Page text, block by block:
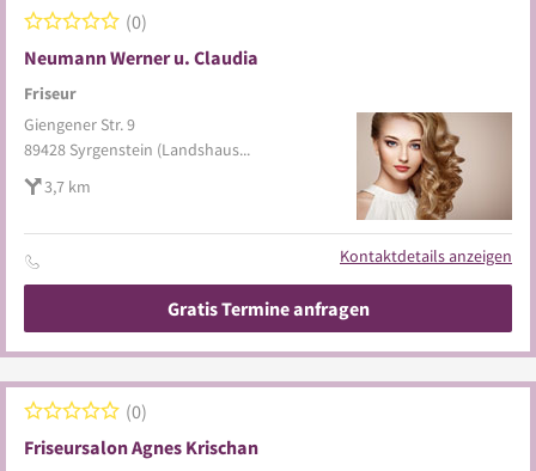
Neumann Werner u. Claudia
Friseur
0
Giengener Str. 9
89428 Syrgenstein (Landshausen)
3,7 km
Kontaktdetails anzeigen
Gratis Termine anfragen
Friseursalon Agnes Krischan
0